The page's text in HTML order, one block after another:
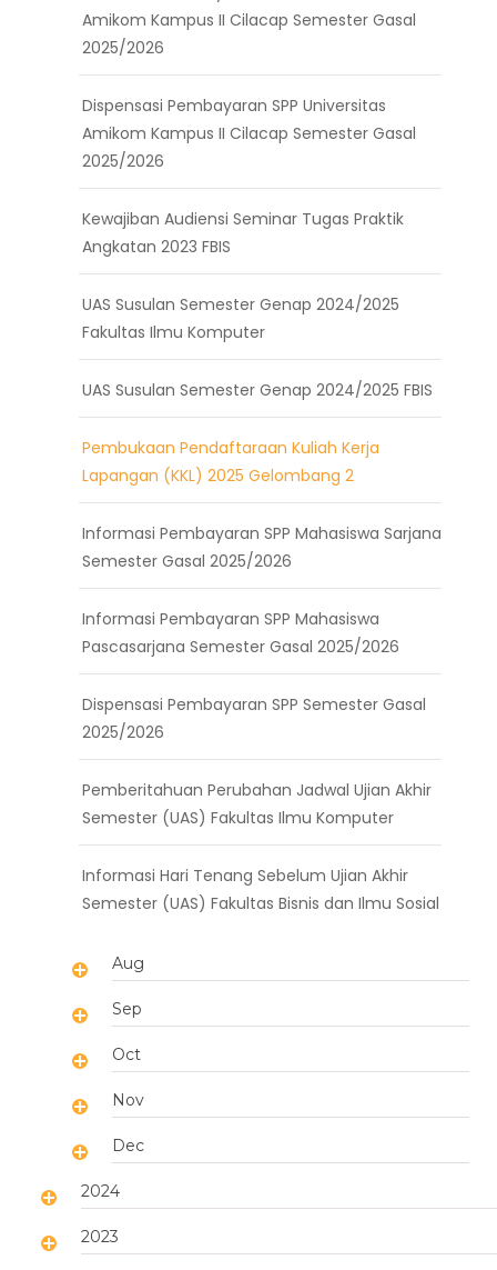
Amikom Kampus II Cilacap Semester Gasal
2025/2026
Dispensasi Pembayaran SPP Universitas
Amikom Kampus II Cilacap Semester Gasal
2025/2026
Kewajiban Audiensi Seminar Tugas Praktik
Angkatan 2023 FBIS
UAS Susulan Semester Genap 2024/2025
Fakultas Ilmu Komputer
UAS Susulan Semester Genap 2024/2025 FBIS
Pembukaan Pendaftaraan Kuliah Kerja
Lapangan (KKL) 2025 Gelombang 2
Informasi Pembayaran SPP Mahasiswa Sarjana
Semester Gasal 2025/2026
Informasi Pembayaran SPP Mahasiswa
Pascasarjana Semester Gasal 2025/2026
Dispensasi Pembayaran SPP Semester Gasal
2025/2026
Pemberitahuan Perubahan Jadwal Ujian Akhir
Semester (UAS) Fakultas Ilmu Komputer
Informasi Hari Tenang Sebelum Ujian Akhir
Semester (UAS) Fakultas Bisnis dan Ilmu Sosial
Aug
Sep
Oct
Nov
Dec
2024
2023